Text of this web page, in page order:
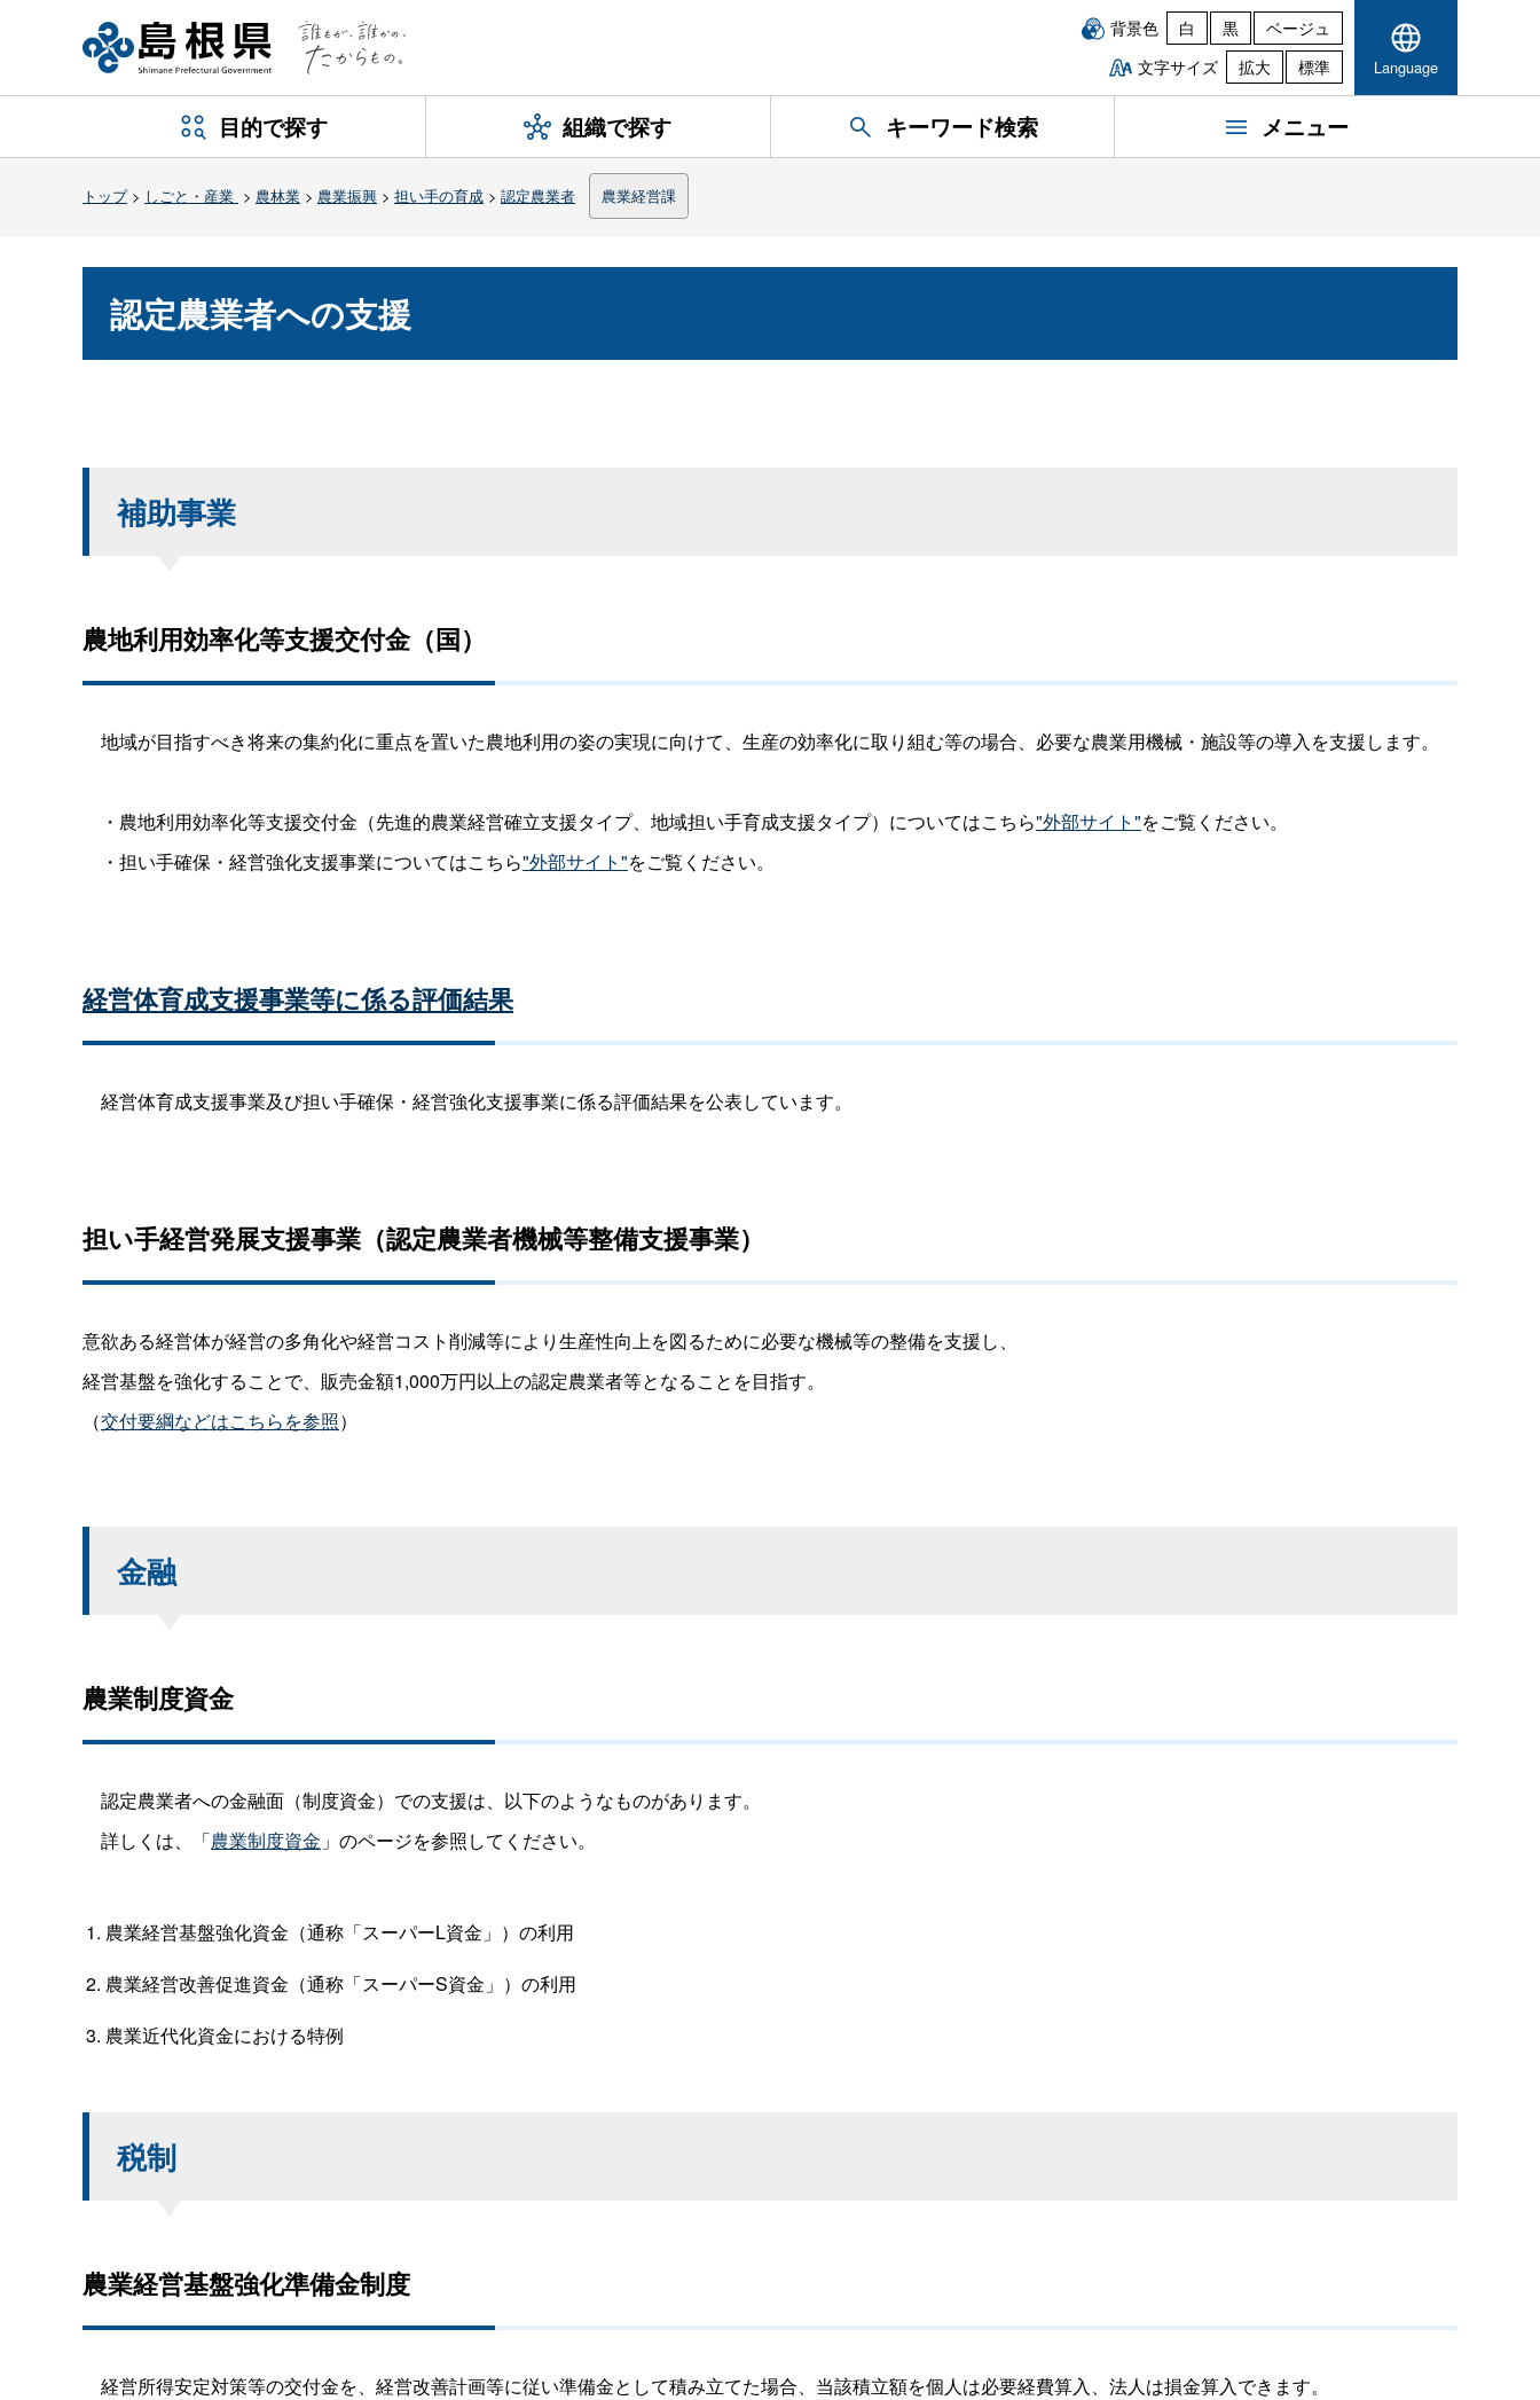
背景色 白 黒
ベージュ
文字サイズ
拡大 標準 Language
目的で探す 組織で探す キーワード検索 メニュー
トップ> しごと・産業 > 農林業 > 農業振興 > 担い手の育成 > 認定農業者 農業経営課
認定農業者への支援
補助事業
農地利用効率化等支援交付金（国）
地域が目指すべき将来の集約化に重点を置いた農地利用の姿の実現に向けて、生産の効率化に取り組む等の場合、必要な農業用機械・施設等の導入を支援します。
・農地利用効率化等支援交付金（先進的農業経営確立支援タイプ、地域担い手育成支援タイプ）についてはこちら"外部サイト"をご覧ください。
・担い手確保・経営強化支援事業についてはこちら"外部サイト"をご覧ください。
経営体育成支援事業等に係る評価結果
経営体育成支援事業及び担い手確保・経営強化支援事業に係る評価結果を公表しています。
担い手経営発展支援事業（認定農業者機械等整備支援事業）
意欲ある経営体が経営の多角化や経営コスト削減等により生産性向上を図るために必要な機械等の整備を支援し、
経営基盤を強化することで、販売金額1,000万円以上の認定農業者等となることを目指す。
（交付要綱などはこちらを参照）
金融
農業制度資金
認定農業者への金融面（制度資金）での支援は、以下のようなものがあります。
詳しくは、「農業制度資金 」のページを参照してください。
農業経営基盤強化資金（通称「スーパーL資金」）の利用
農業経営改善促進資金（通称「スーパーS資金」）の利用
農業近代化資金における特例
税制
農業経営基盤強化準備金制度
経営所得安定対策等の交付金を、経営改善計画等に従い準備金として積み立てた場合、当該積立額を個人は必要経費算入、法人は損金算入できます。